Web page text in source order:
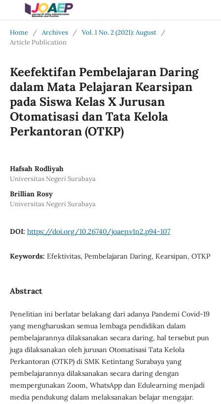
Home / Archives / Vol. 1 No. 2 (2021): August
/
Article Publication
Keefektifan Pembelajaran Daring
dalam Mata Pelajaran Kearsipan
pada Siswa Kelas X Jurusan
Otomatisasi dan Tata Kelola
Perkantoran (OTKP)
Hafsah Rodliyah
Universitas Negeri Surabaya
Brillian Rosy
Universitas Negeri Surabaya
DOI: https://doi.org/10.26740/joaep.v1n2.p94-107
Keywords: Efektivitas, Pembelajaran Daring, Kearsipan, OTKP
Abstract
Penelitian ini berlatar belakang dari adanya Pandemi Covid-19
yang mengharuskan semua lembaga pendidikan dalam
pembelajarannya dilaksanakan secara daring, hal tersebut pun
juga dilaksanakan oleh jurusan Otomatisasi Tata Kelola
Perkantoran (OTKP) di SMK Ketintang Surabaya yang
pembelajarannya dilaksanakan secara daring dengan
mempergunakan Zoom, WhatsApp dan Edulearning menjadi
media pendukung dalam melaksanakan belajar mengajar.